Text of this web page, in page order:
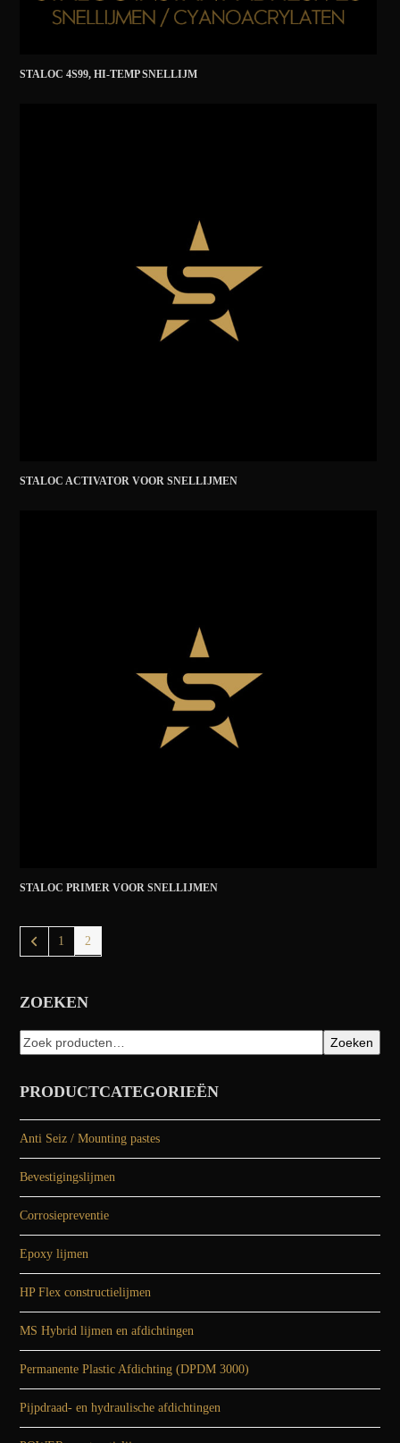
STALOC 4S99, HI-TEMP SNELLIJM
STALOC ACTIVATOR VOOR SNELLIJMEN
STALOC PRIMER VOOR SNELLIJMEN
1 2
ZOEKEN
Zoeken
PRODUCTCATEGORIEËN
Anti Seiz / Mounting pastes
Bevestigingslijmen
Corrosiepreventie
Epoxy lijmen
HP Flex constructielijmen
MS Hybrid lijmen en afdichtingen
Permanente Plastic Afdichting (DPDM 3000)
Pijpdraad- en hydraulische afdichtingen